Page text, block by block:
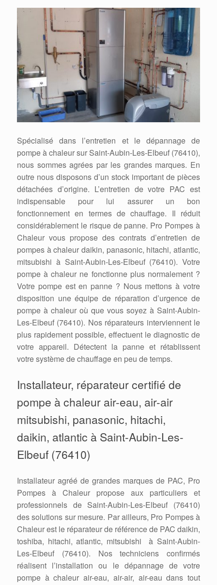
Spécialisé dans l’entretien et le dépannage de
pompe à chaleur sur Saint-Aubin-Les-Elbeuf (76410),
nous sommes agrées par les grandes marques. En
outre nous disposons d’un stock important de pièces
détachées d’origine. L’entretien de votre PAC est
indispensable pour lui assurer un bon
fonctionnement en termes de chauffage. Il réduit
considérablement le risque de panne. Pro Pompes à
Chaleur vous propose des contrats d’entretien de
pompes à chaleur daikin, panasonic, hitachi, atlantic,
mitsubishi à Saint-Aubin-Les-Elbeuf (76410). Votre
pompe à chaleur ne fonctionne plus normalement ?
Votre pompe est en panne ? Nous mettons à votre
disposition une équipe de réparation d’urgence de
pompe à chaleur où que vous soyez à Saint-Aubin-
Les-Elbeuf (76410). Nos réparateurs interviennent le
plus rapidement possible, effectuent le diagnostic de
votre appareil. Détectent la panne et rétablissent
votre système de chauffage en peu de temps.
Installateur, réparateur certifié de
pompe à chaleur air-eau, air-air
mitsubishi, panasonic, hitachi,
daikin, atlantic à Saint-Aubin-Les-
Elbeuf (76410)
Installateur agréé de grandes marques de PAC, Pro
Pompes à Chaleur propose aux particuliers et
professionnels de Saint-Aubin-Les-Elbeuf (76410)
des solutions sur mesure. Par ailleurs, Pro Pompes à
Chaleur est le réparateur de référence de PAC daikin,
toshiba, hitachi, atlantic, mitsubishi à Saint-Aubin-
Les-Elbeuf (76410). Nos techniciens confirmés
réalisent l’installation ou le dépannage de votre
pompe à chaleur air-eau, air-air, air-eau dans tout